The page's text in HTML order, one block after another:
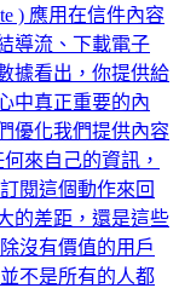
) 應用在信件內容
導流、下載電子
據看出，你提供給
中真正重要的內
優化我們提供內容
來自己的資訊，
閱這個動作來回
的差距，還是這些
沒有價值的用戶
不是所有的人都